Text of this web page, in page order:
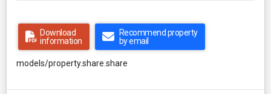
Download
information
Recommend property
by email
models/property.share.share